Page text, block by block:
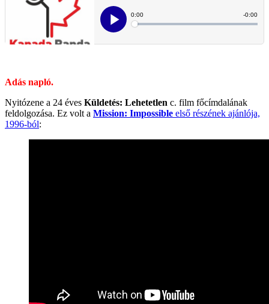
Adás napló.
Nyitózene a 24 éves Küldetés: Lehetetlen c. film főcímdalának
feldolgozása. Ez volt a Mission: Impossible első részének ajánlója,
1996-ból: